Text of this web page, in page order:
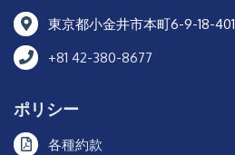
東京都小金井市本町6-9-18-401
+81 42-380-8677
ポリシー
各種約款